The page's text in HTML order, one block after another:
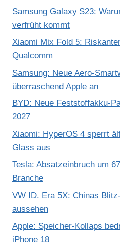
Samsung Galaxy S23:
verfrüht kommt
Xiaomi Mix Fold 5:
Qualcomm
Samsung: Neue Aero-
überraschend Apple an
BYD: Neue Feststoffakku-
2027
Xiaomi: HyperOS 4 sperrt
Glass aus
Tesla: Absatzeinbruch um
Branche
VW ID. Era 5X: Chinas
aussehen
Apple: Speicher-Kollaps
iPhone 18